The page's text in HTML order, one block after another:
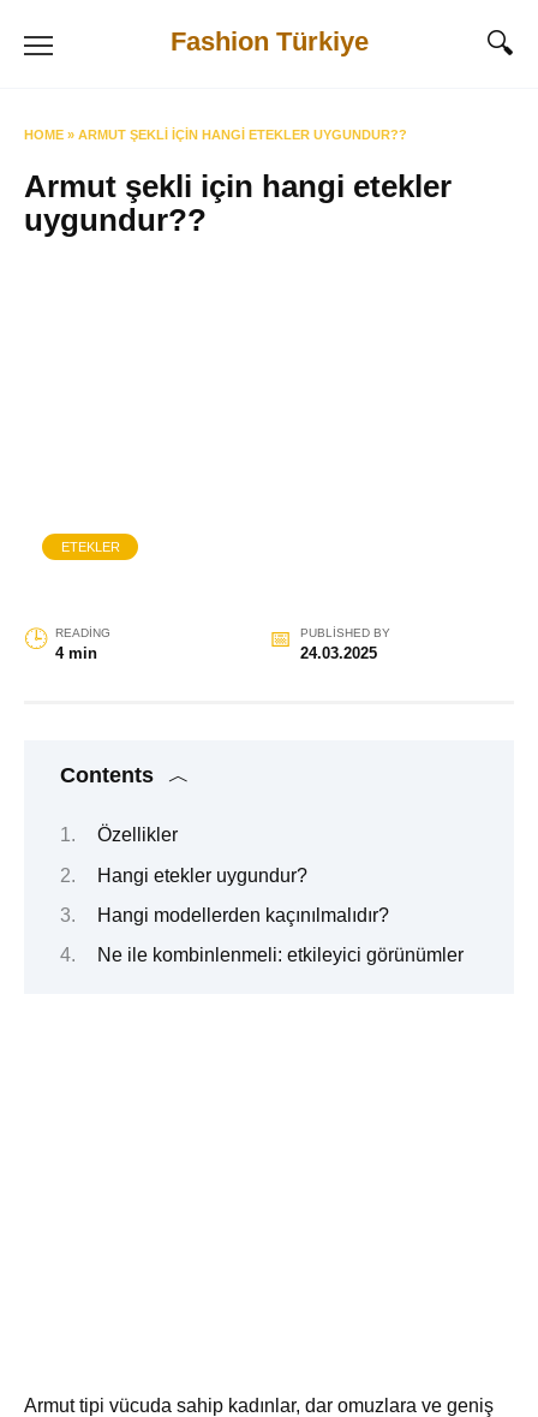
Fashion Türkiye
HOME » ARMUT ŞEKLI IÇIN HANGI ETEKLER UYGUNDUR??
Armut şekli için hangi etekler
uygundur??
ETEKLER
READING
4 min
PUBLISHED BY
24.03.2025
Contents
Özellikler
Hangi etekler uygundur?
Hangi modellerden kaçınılmalıdır?
Ne ile kombinlenmeli: etkileyici görünümler
Armut tipi vücuda sahip kadınlar, dar omuzlara ve geniş